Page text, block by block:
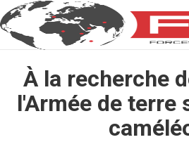
À la recherche
l'Armée de terre